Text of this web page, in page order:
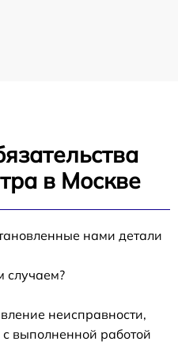
в Москве
нами детали
случаем?
неисправности,
выполненной работой